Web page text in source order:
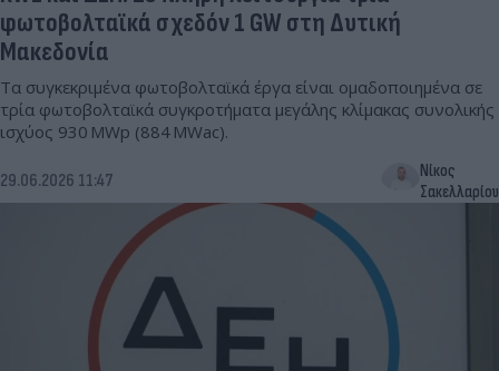
φωτοβολταϊκά σχεδόν 1 GW στη Δυτική
Μακεδονία
Τα συγκεκριμένα φωτοβολταϊκά έργα είναι ομαδοποιημένα σε
τρία φωτοβολταϊκά συγκροτήματα μεγάλης κλίμακας συνολικής
ισχύος 930 MWp (884 MWac).
29.06.2026 11:47
Νίκος
Σακελλαρίου